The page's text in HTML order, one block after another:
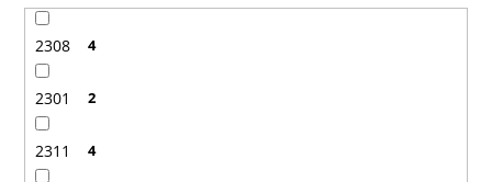
2308 4
2301 2
2311 4